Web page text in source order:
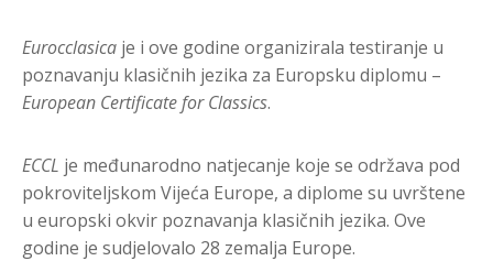
Eurocclasica je i ove godine organizirala testiranje u
poznavanju klasičnih jezika za Europsku diplomu –
European Certificate for Classics.
ECCL je međunarodno natjecanje koje se održava pod
pokroviteljskom Vijeća Europe, a diplome su uvrštene
u europski okvir poznavanja klasičnih jezika. Ove
godine je sudjelovalo 28 zemalja Europe.